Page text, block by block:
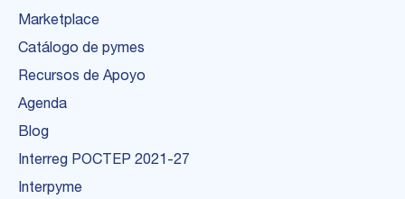
Marketplace
Catálogo de pymes
Recursos de Apoyo
Agenda
Blog
Interreg POCTEP 2021-27
Interpyme